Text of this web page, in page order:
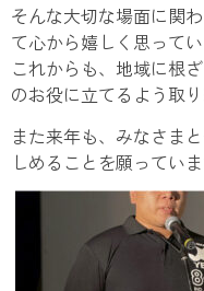
そんな大切な場面に関
て心から嬉しく思ってい
これからも、地域に根
のお役に立てるよう取
また来年も、みなさま
しめることを願っていま